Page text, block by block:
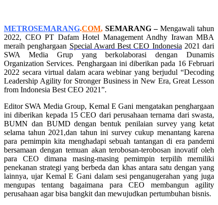
METROSEMARANG.COM, SEMARANG– Mengawali tahun
2022, CEO PT Dafam Hotel Management Andhy Irawan MBA
meraih penghargaan Special Award Best CEO Indonesia 2021 dari
SWA Media Grup yang berkolaborasi dengan Dunamis
Organization Services. Penghargaan ini diberikan pada 16 Februari
2022 secara virtual dalam acara webinar yang berjudul “Decoding
Leadership Agility for Stronger Business in New Era, Great Lesson
from Indonesia Best CEO 2021”.
Editor SWA Media Group, Kemal E Gani mengatakan penghargaan
ini diberikan kepada 15 CEO dari perusahaan ternama dari swasta,
BUMN dan BUMD dengan bentuk penilaian survey yang ketat
selama tahun 2021,dan tahun ini survey cukup menantang karena
para pemimpin kita menghadapi sebuah tantangan di era pandemi
bersamaan dengan temuan akan terobosan-terobosan inovatif oleh
para CEO dimana masing-masing pemimpin terpilih memiliki
penekanan strategi yang berbeda dan khas antara satu dengan yang
lainnya, ujar Kemal E Gani dalam sesi penganugerahan yang juga
mengupas tentang bagaimana para CEO membangun agility
perusahaan agar bisa bangkit dan mewujudkan pertumbuhan bisnis.